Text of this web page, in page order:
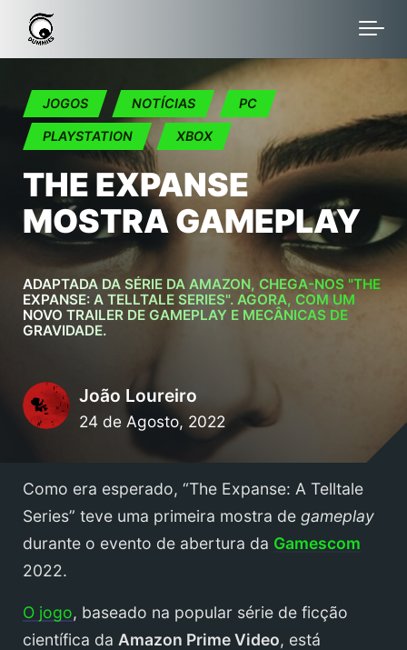
Skip to main content
JOGOS NOTÍCIAS PC
PLAYSTATION XBOX
THE EXPANSE
MOSTRA GAMEPLAY
ADAPTADA DA SÉRIE DA AMAZON, CHEGA-NOS "THE
EXPANSE: A TELLTALE SERIES". AGORA, COM UM
NOVO TRAILER DE GAMEPLAY E MECÂNICAS DE
GRAVIDADE.
24 de Agosto, 2022
João Loureiro
Como era esperado, “The Expanse: A Telltale
Series” teve uma primeira mostra de gameplay
durante o evento de abertura da Gamescom
2022.
O jogo, baseado na popular série de ficção
científica da Amazon Prime Video, está